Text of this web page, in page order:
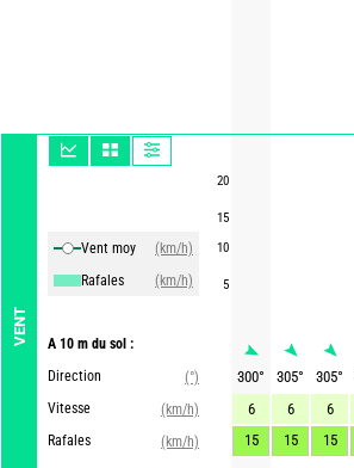
VENT
Vent moy
(km/h)
Rafales
(km/h)
A 10 m du sol :
Direction
(°)
Vitesse
(km/h)
Rafales
(km/h)
20
15
10
5
300° 305° 305°
6
6 6
15
15 15